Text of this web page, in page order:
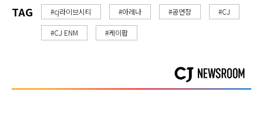
TAG #cj라이브시티 #아레나 #공연장 #CJ
#CJ ENM #케이팝